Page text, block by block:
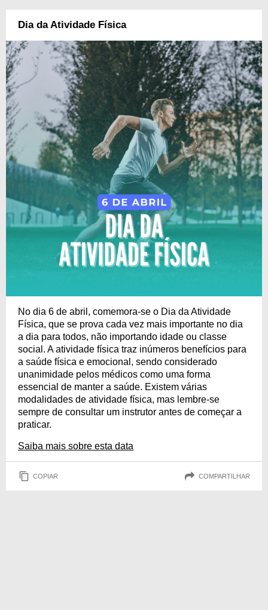
Dia da Atividade Física
No dia 6 de abril, comemora-se o Dia da Atividade
Física, que se prova cada vez mais importante no dia
a dia para todos, não importando idade ou classe
social. A atividade física traz inúmeros benefícios para
a saúde física e emocional, sendo considerado
unanimidade pelos médicos como uma forma
essencial de manter a saúde. Existem várias
modalidades de atividade física, mas lembre-se
sempre de consultar um instrutor antes de começar a
praticar.
Saiba mais sobre esta data
COPIAR COMPARTILHAR